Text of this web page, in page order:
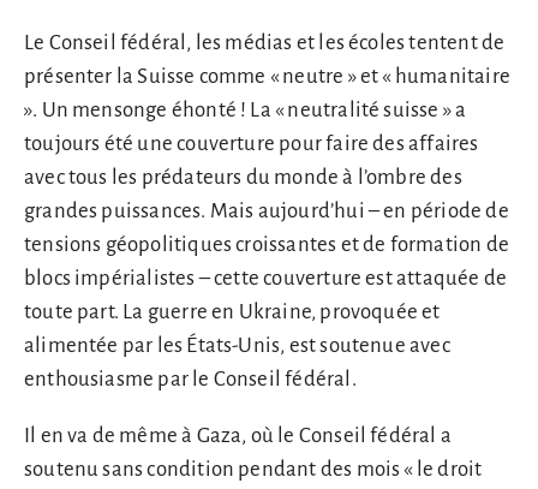
Le Conseil fédéral, les médias et les écoles tentent de
présenter la Suisse comme « neutre » et « humanitaire
». Un mensonge éhonté ! La « neutralité suisse » a
toujours été une couverture pour faire des affaires
avec tous les prédateurs du monde à l’ombre des
grandes puissances. Mais aujourd’hui – en période de
tensions géopolitiques croissantes et de formation de
blocs impérialistes – cette couverture est attaquée de
toute part. La guerre en Ukraine, provoquée et
alimentée par les États-Unis, est soutenue avec
enthousiasme par le Conseil fédéral.
Il en va de même à Gaza, où le Conseil fédéral a
soutenu sans condition pendant des mois « le droit